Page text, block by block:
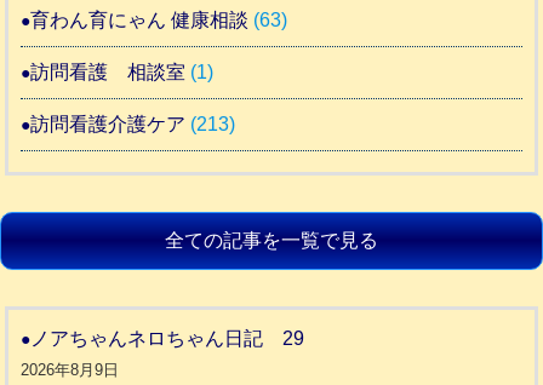
育わん育にゃん 健康相談 (63)
訪問看護 相談室 (1)
訪問看護介護ケア (213)
全ての記事を一覧で見る
ノアちゃんネロちゃん日記 29
2026年8月9日